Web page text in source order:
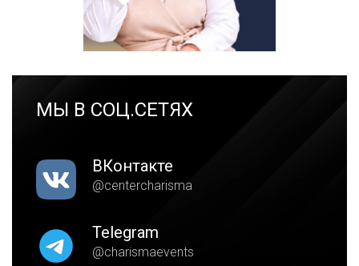
МЫ В СОЦ.СЕТЯХ
ВКонтакте
@centercharisma
Telegram
@charismaevents